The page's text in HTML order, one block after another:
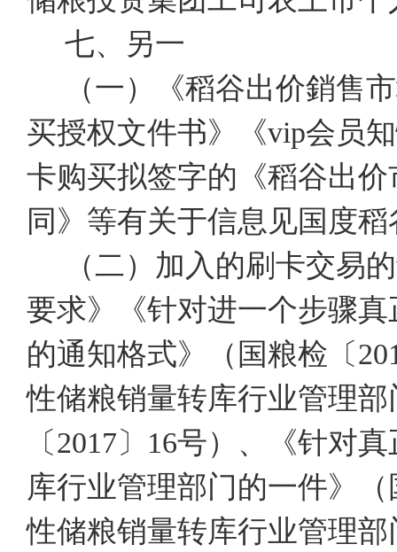
七、另一
（一）《稻谷出价銷售
买授权文件书》《vip会员
卡购买拟签字的《稻谷出
同》等有关于信息见国度
（二）加入的刷卡交易
要求》《针对进一个步骤
的通知格式》（国粮检〔
性储粮销量转库行业管理
〔2017〕16号）、《针对
库行业管理部门的一件》
性储粮销量转库行业管理